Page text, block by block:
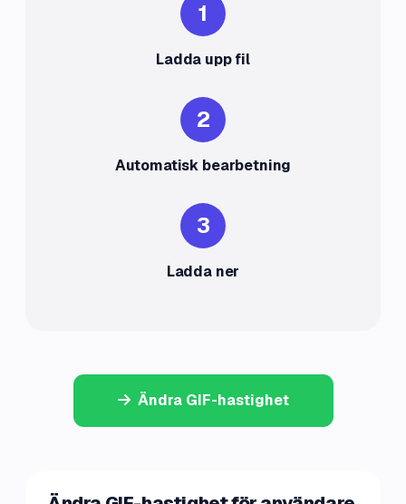
1
Ladda upp fil
2
Automatisk bearbetning
3
Ladda ner
Ändra GIF-hastighet